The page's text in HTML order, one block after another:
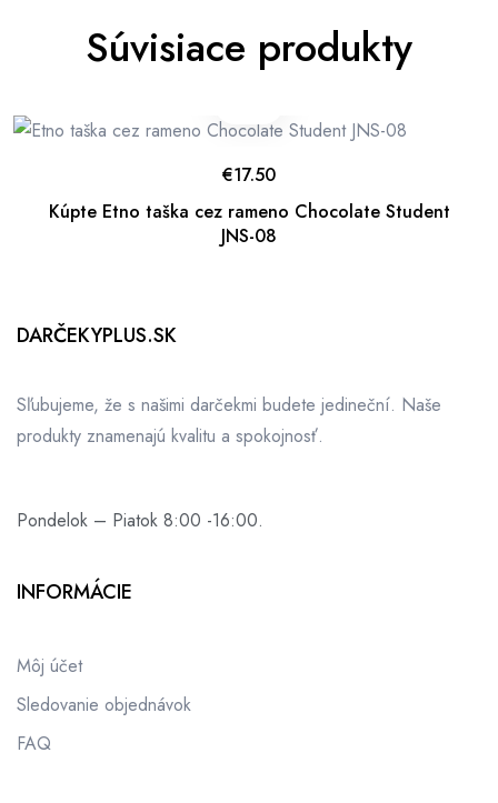
Súvisiace produkty
Kúpte Etno taška cez rameno Chocolate Student
JNS-08
€17.50
DARČEKYPLUS.SK
Sľubujeme, že s našimi darčekmi budete jedineční. Naše
produkty znamenajú kvalitu a spokojnosť.
Pondelok – Piatok 8:00 -16:00.
INFORMÁCIE
Môj účet
Sledovanie objednávok
FAQ